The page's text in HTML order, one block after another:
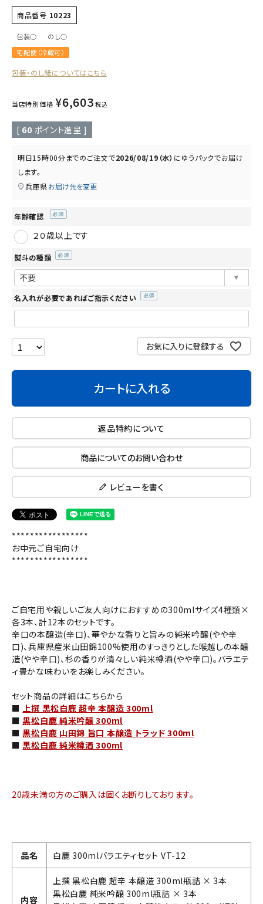
受賞酒
飲み比べ
セット
大容量
読み物
商品番号 10223
包装○
のし○
宅配便（冷蔵可）
包装・のし紙についてはこちら
当店特別価格 ¥6,603 税込
[ 60 ポイント進呈 ]
明日15時00分までのご注文で2026/08/19（水） に ゆうパックでお届け
します。
兵庫県お届け先を変更
年齢確認
須)
２０歳以上です
熨斗の種類
名入れが必要であればご指示ください
お気に入りに登録する
カートに入れる
返品特約について
商品についてのお問い合わせ
レビューを書く
*****************
お中元ご自宅向け
*****************
ご自宅用や親しいご友人向けにおすすめの300mlサイズ4種類×
各3本、計12本のセットです。
辛口の本醸造(辛口)、華やかな香りと旨みの純米吟醸(やや辛
口)、兵庫県産米山田錦100%使用のすっきりとした喉越しの本醸
造(やや辛口)、杉の香りが清々しい純米樽酒(やや辛口)。バラエテ
ィ豊かな味わいをお楽しみください。
セット商品の詳細はこちらから
■ 上撰 黒松白鹿 超辛 本醸造 300ml
■黒松白鹿 純米吟醸 300ml
■黒松白鹿 山田錦 旨口 本醸造 トラッド 300ml
■黒松白鹿 純米樽酒 300ml
20歳未満の方のご購入は固くお断りしております。
品名 白鹿 300mlバラエティセット VT-12
内容
上撰 黒松白鹿 超辛 本醸造 300ml瓶詰 × 3本
黒松白鹿 純米吟醸 300ml瓶詰 × 3本